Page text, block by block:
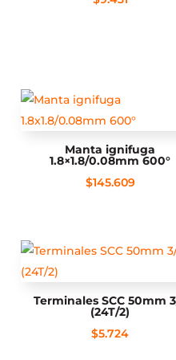
Manta ignifuga
1.8×1.8/0.08mm 600°
$145.609
Terminales SCC 50mm
(24T/2)
$5.724